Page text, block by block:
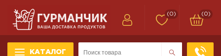
КАТАЛОГ
(0) (0)